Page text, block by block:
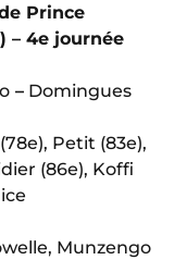
Prince
– 4e journée
– Domingues
Petit (83e),
(86e), Koffi
Munzengo